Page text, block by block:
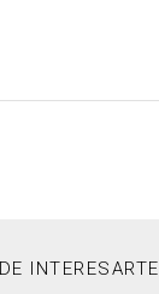
INTERESARTE